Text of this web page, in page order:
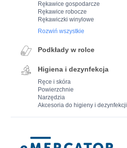
Rękawice gospodarcze
Rękawice robocze
Rękawiczki winylowe
Rozwiń wszystkie
Podkłady w rolce
Higiena i dezynfekcja
Ręce i skóra
Powierzchnie
Narzędzia
Akcesoria do higieny i dezynfekcji
Mercator